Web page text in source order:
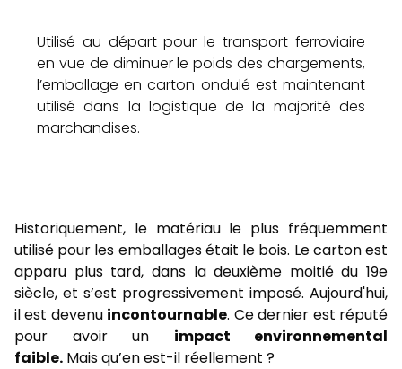
Utilisé au départ pour le transport ferroviaire
en vue de diminuer le poids des chargements,
l’emballage en carton ondulé est maintenant
utilisé dans la logistique de la majorité des
marchandises.
Historiquement, le matériau le plus fréquemment
utilisé pour les emballages était le bois. Le carton est
apparu plus tard, dans la deuxième moitié du 19e
siècle, et s’est progressivement imposé. Aujourd'hui,
il est devenu incontournable. Ce dernier est réputé
pour avoir un impact environnemental
faible. Mais qu’en est-il réellement ?